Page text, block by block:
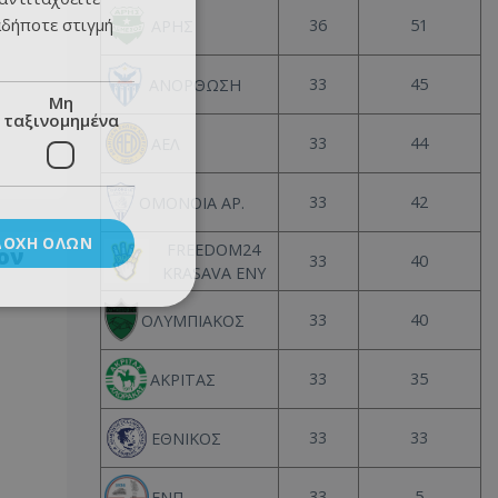
36 51
ΑΝΟΡΘΩΣΗ 33 45
33 44
ΟΜΟΝΟΙΑ ΑΡ. 33 42
FREEDOM24
KRASAVA ΕΝΥ
33 40
ΟΛΥΜΠΙΑΚΟΣ 33 40
ΑΚΡΙΤΑΣ 33 35
ΕΘΝΙΚΟΣ 33 33
στιγμή
Μη
ταξινομημένα
ΌΛΩΝ